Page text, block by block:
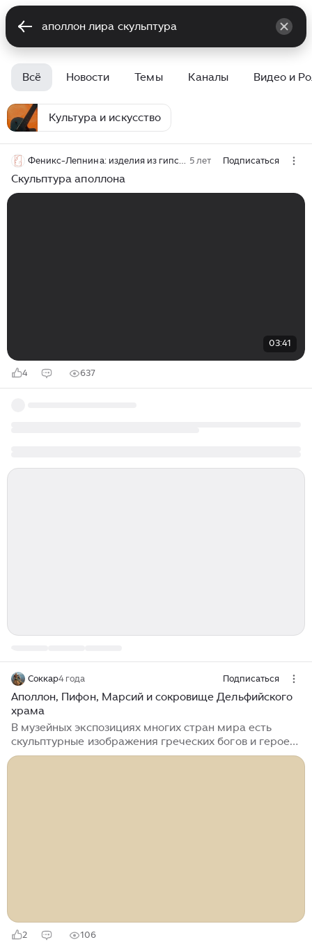
Всё Новости Темы Каналы Видео и
Культура и искусство
Феникс-Лепнина: изделия из гипса, 3D-панели, скульптуры, бюсты на заказ по вашим размерам 5 лет Подписаться
Скульптура аполлона
03:41
4 637
Соккар4 года Подписаться
Аполлон, Пифон, Марсий и сокровище Дельфийского
храма
В музейных экспозициях многих стран мира есть
скульптурные изображения греческих богов и героев.
Среди них часто встречается скульптура Аполлона с
2 106